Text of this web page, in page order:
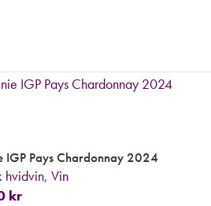
IGP Pays Chardonnay 2024
hvidvin, Vin
kr